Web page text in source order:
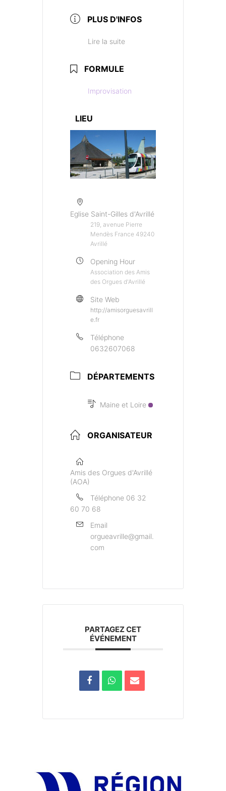
PLUS D'INFOS
Lire la suite
FORMULE
Improvisation
LIEU
Eglise Saint-Gilles d'Avrillé
219, avenue Pierre
Mendès France 49240
Avrillé
Opening Hour
Association des Amis
des Orgues d'Avrillé
Site Web
http://amisorguesavrill
e.fr
Téléphone
0632607068
DÉPARTEMENTS
Maine et Loire
ORGANISATEUR
Amis des Orgues d'Avrillé
(AOA)
Téléphone 06 32
60 70 68
Email
orgueavrille@gmail.
com
PARTAGEZ CET
ÉVÉNEMENT